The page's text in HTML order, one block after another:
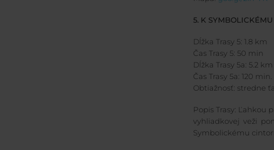
5. K
Dĺžka Trasy 5: 1.8 km
Čas Trasy 5: 50 min
Dĺžka Trasy 5a: 5.2 km
Čas Trasy 5a: 120 min.
Obtiažnosť: stredne
Popis Trasy: Ľahkou
vyhliadkovej veži
Symbolickému